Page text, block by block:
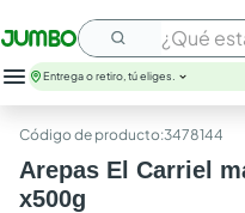
¿Qué estás
Entrega o retiro, tú eliges.
:3478144
Arepas El Carriel
x500g